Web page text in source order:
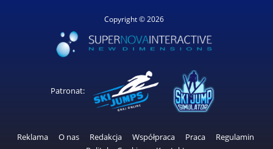
Copyright © 2026
Patronat:
Reklama O nas Redakcja Współpraca Praca
Regulamin